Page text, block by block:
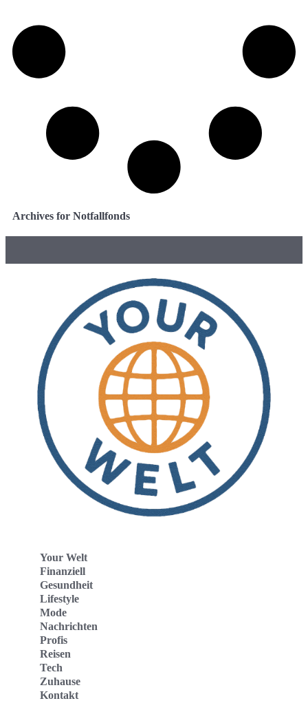
Archives for Notfallfonds
Your Welt
Finanziell
Gesundheit
Lifestyle
Mode
Nachrichten
Profis
Reisen
Tech
Zuhause
Kontakt